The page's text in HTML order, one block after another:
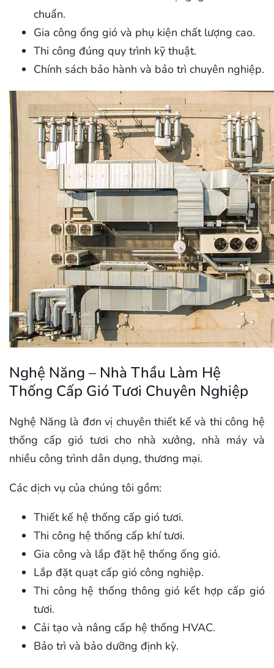
chuẩn.
Gia công ống gió và phụ kiện chất lượng cao.
Thi công đúng quy trình kỹ thuật.
Chính sách bảo hành và bảo trì chuyên nghiệp.
Nghệ Năng – Nhà Thầu Làm Hệ
Thống Cấp Gió Tươi Chuyên Nghiệp
Nghệ Năng là đơn vị chuyên thiết kế và thi công hệ
thống cấp gió tươi cho nhà xưởng, nhà máy và
nhiều công trình dân dụng, thương mại.
Các dịch vụ của chúng tôi gồm:
Thiết kế hệ thống cấp gió tươi.
Thi công hệ thống cấp khí tươi.
Gia công và lắp đặt hệ thống ống gió.
Lắp đặt quạt cấp gió công nghiệp.
Thi công hệ thống thông gió kết hợp cấp gió
tươi.
Cải tạo và nâng cấp hệ thống HVAC.
Bảo trì và bảo dưỡng định kỳ.